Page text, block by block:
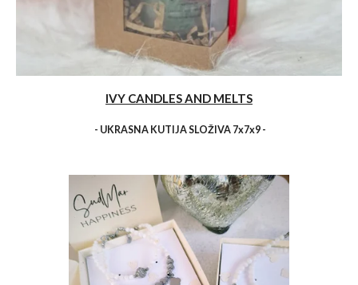
IVY CANDLES AND MELTS
- UKRASNA KUTIJA SLOŽIVA 7x7x9 -